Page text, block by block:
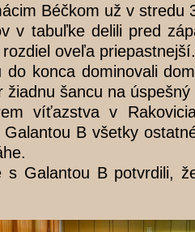
Béčkom už v stredu
v tabuľke delili pred
oveľa priepastnejší.
do konca dominovali
žiadnu šancu na úspešný
víťazstva v
B všetky
s Galantou B potvrdili,